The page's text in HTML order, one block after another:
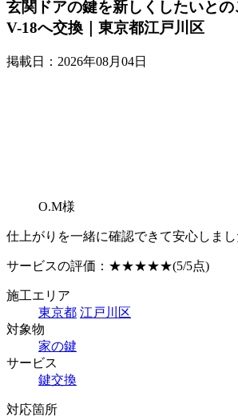
玄関ドアの鍵を新しくしたいと
V-18へ交換｜東京都江戸川区
掲載日：2026年08月04日
O.M様
仕上がりを一緒に確認できて安心しまし
サービスの評価： ★★★★★(5/5点)
施工エリア
東京都 江戸川区
対象物
家の鍵
サービス
鍵交換
対応箇所